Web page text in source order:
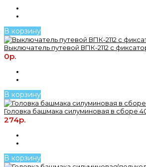
В корзину
Выключатель путевой ВПК-2112 с
0р.
В корзину
Головка башмака силуминовая в сборе
274р.
В корзину